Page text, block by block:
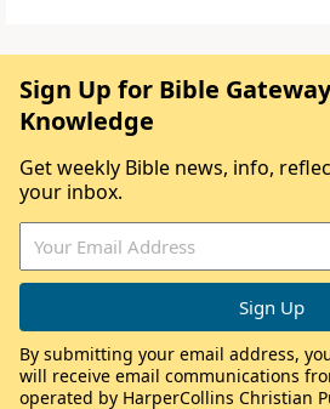
Sign Up for Bible
Knowledge
Get weekly Bible news, info,
your inbox.
By submitting your email address,
will receive email communications
operated by HarperCollins Christian